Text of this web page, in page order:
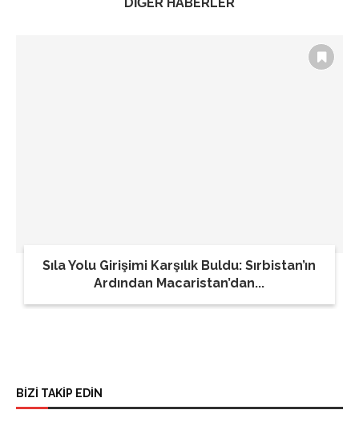
DİĞER HABERLER
Sıla Yolu Girişimi Karşılık Buldu: Sırbistan’ın
Ardından Macaristan’dan...
BİZİ TAKİP EDİN